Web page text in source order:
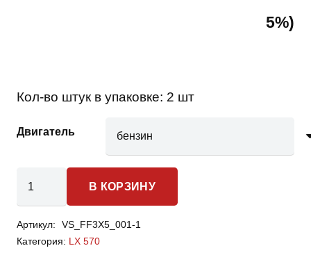
5%)
Кол-во штук в упаковке: 2 шт
Двигатель
товара
LX
570
В КОРЗИНУ
Артикул:
VS_FF3X5_001-1
Категория: LX 570